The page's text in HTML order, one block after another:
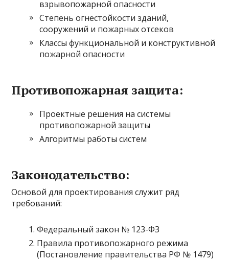
взрывопожарной опасности
Степень огнестойкости зданий,
сооружений и пожарных отсеков
Классы функциональной и конструктивной
пожарной опасности
Противопожарная защита:
Проектные решения на системы
противопожарной защиты
Алгоритмы работы систем
Законодательство:
Основой для проектирования служит ряд
требований:
Федеральный закон № 123-ФЗ
Правила противопожарного режима
(Постановление правительства РФ № 1479)